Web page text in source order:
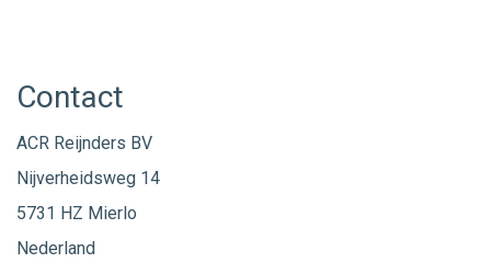
Contact
ACR Reijnders BV
Nijverheidsweg 14
5731 HZ Mierlo
Nederland